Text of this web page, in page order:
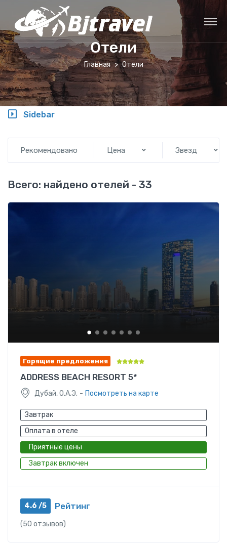
Отели
Главная Отели
Sidebar
Рекомендовано Цена Звезд
Всего: найдено отелей - 33
Горящие предложения
ADDRESS BEACH RESORT 5*
Дубай, О.А.Э. - Посмотреть на карте
Завтрак
Оплата в отеле
Приятные цены
Завтрак включен
4.6 /5 Рейтинг
(50 отзывов)